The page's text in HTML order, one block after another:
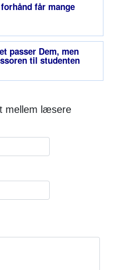
får mange
passer Dem, men
til studenten
mellem læsere